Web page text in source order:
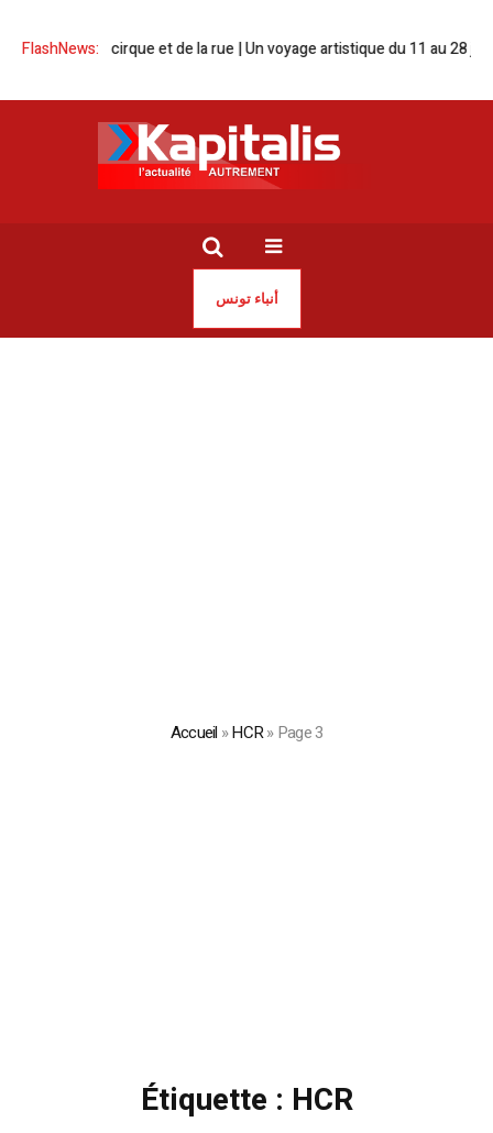
FlashNews:
arts du cirque et de la rue | Un voyage artistique du 11 au 28 juin
أنباء تونس
Accueil »HCR»Page 3
Étiquette : HCR